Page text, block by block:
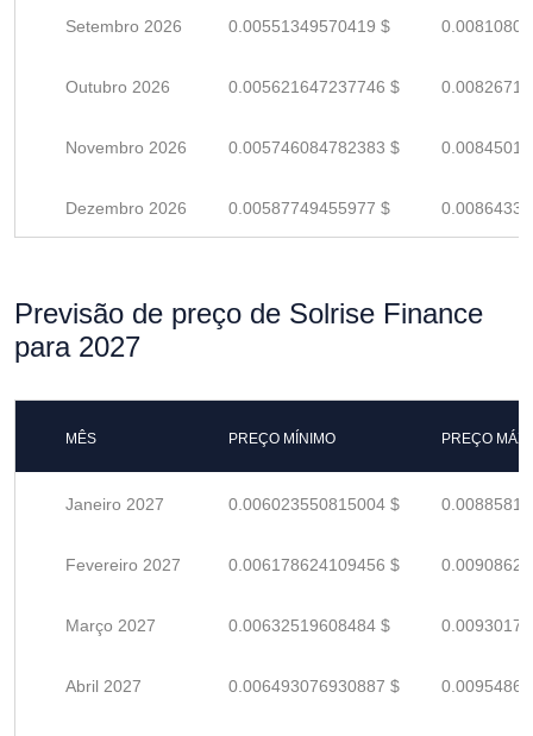
Setembro 2026 0.00551349570419 $
Outubro 2026 0.005621647237746 $
Novembro 2026 0.005746084782383 $
Dezembro 2026 0.00587749455977 $
Previsão de preço de Solrise Finance
para 2027
MÊS PREÇO MÍNIMO PREÇO
Janeiro 2027 0.006023550815004 $
Fevereiro 2027 0.006178624109456 $
Março 2027 0.00632519608484 $
Abril 2027 0.006493076930887 $